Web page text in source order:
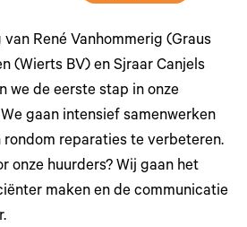
René Vanhommerig (Graus
(Wierts BV) en Sjraar Canjels
we de eerste stap in onze
gaan intensief samenwerken
rondom reparaties te verbeteren.
onze huurders? Wij gaan het
maken en de communicatie